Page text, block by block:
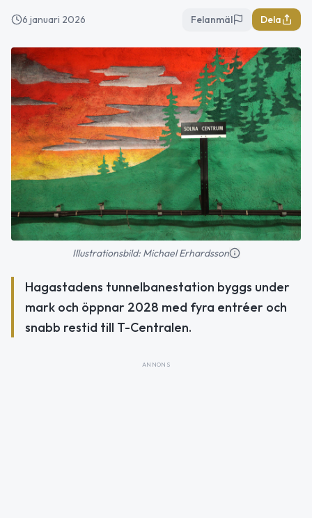
6 januari 2026 Felanmäl Dela
Illustrationsbild: Michael Erhardsson
Hagastadens tunnelbanestation byggs under
mark och öppnar 2028 med fyra entréer och
snabb restid till T-Centralen.
ANNONS